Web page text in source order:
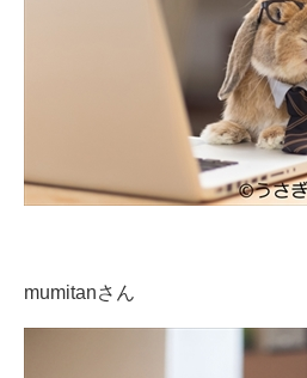
mumitanさん